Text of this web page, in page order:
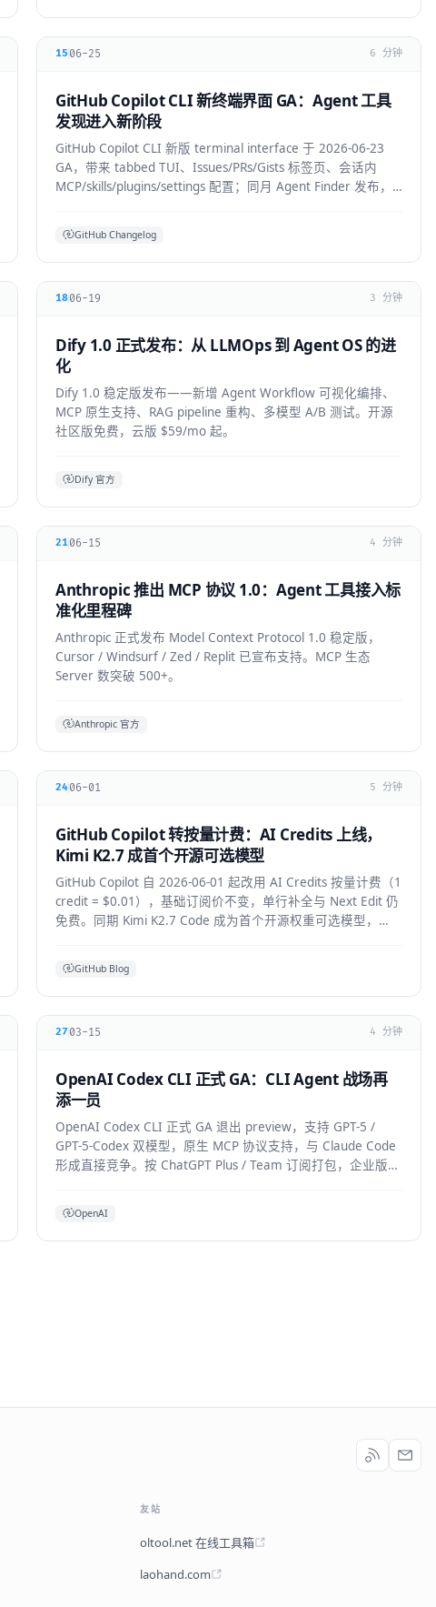
15 06-25 6 分钟
GitHub Copilot CLI 新终端界面 GA：Agent 工具
发现进入新阶段
GitHub Copilot CLI 新版 terminal interface 于 2026-06-23
GA，带来 tabbed TUI、Issues/PRs/Gists 标签页、会话内
MCP/skills/plugins/settings 配置；同月 Agent Finder 发布，
GitHub Changelog
1806-19 3 分钟
Dify 1.0 正式发布：从 LLMOps 到 Agent OS 的进
化
Dify 1.0 稳定版发布——新增 Agent Workflow 可视化编排、
MCP 原生支持、RAG pipeline 重构、多模型 A/B 测试。开源
社区版免费，云版 $59/mo 起。
Dify 官方
2106-15 4 分钟
Anthropic 推出 MCP 协议 1.0：Agent 工具接入标
准化里程碑
Anthropic 正式发布 Model Context Protocol 1.0 稳定版，
Cursor / Windsurf / Zed / Replit 已宣布支持。MCP 生态
Server 数突破 500+。
Anthropic 官方
2406-01 5 分钟
GitHub Copilot 转按量计费：AI Credits 上线，
Kimi K2.7 成首个开源可选模型
GitHub Copilot 自 2026-06-01 起改用 AI Credits 按量计费（1
credit = $0.01），基础订阅价不变，单行补全与 Next Edit 仍
免费。同期 Kimi K2.7 Code 成为首个开源权重可选模型，
GitHub Blog
27 03-15 4 分钟
OpenAI Codex CLI 正式 GA：CLI Agent 战场再
添一员
OpenAI Codex CLI 正式 GA 退出 preview，支持 GPT-5 /
GPT-5-Codex 双模型，原生 MCP 协议支持，与 Claude Code
形成直接竞争。按 ChatGPT Plus / Team 订阅打包，企业版支
OpenAI
友站
oltool.net 在线工具箱
laohand.com